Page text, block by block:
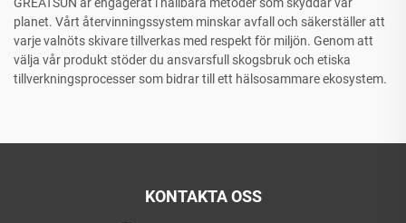
GREATSUN är engagerat i hållbara metoder som skyddar vår
planet. Vårt återvinningssystem minskar avfall och säkerställer att
varje valnöts skivare tillverkas med respekt för miljön. Genom att
välja vår produkt stöder du ansvarsfull skogsbruk och etiska
tillverkningsprocesser som bidrar till ett hälsosammare ekosystem.
KONTAKTA OSS